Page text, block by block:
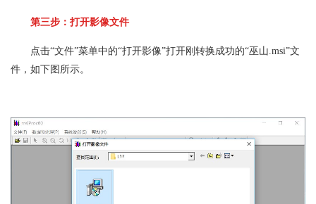
第三步：打开影像文件
点击“文件”菜单中的“打开影像”打开刚转换成功的“巫山.msi”文
件，如下图所示。